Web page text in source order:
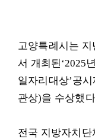
고양특례시는
서 개최된‘2025
일자리대상’공
관상)을 수상했
전국 지방자치